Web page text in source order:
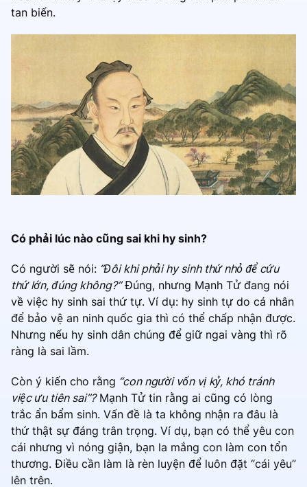
tan biến.
Có phải lúc nào cũng sai khi hy sinh?
Có người sẽ nói: “Đôi khi phải hy sinh thứ nhỏ để cứu
thứ lớn, đúng không?”Đúng, nhưng Mạnh Tử đang nói
về việc hy sinh sai thứ tự. Ví dụ: hy sinh tự do cá nhân
để bảo vệ an ninh quốc gia thì có thể chấp nhận được.
Nhưng nếu hy sinh dân chúng để giữ ngai vàng thì rõ
ràng là sai lầm.
Còn ý kiến cho rằng “con người vốn vị kỷ, khó tránh
việc ưu tiên sai”?Mạnh Tử tin rằng ai cũng có lòng
trắc ẩn bẩm sinh. Vấn đề là ta không nhận ra đâu là
thứ thật sự đáng trân trọng. Ví dụ, bạn có thể yêu con
cái nhưng vì nóng giận, bạn la mắng con làm con tổn
thương. Điều cần làm là rèn luyện để luôn đặt “cái yêu”
lên trên.